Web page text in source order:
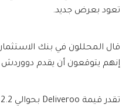
تعود بعرض جديد.
قال المحللون في بنك الاستثمار
إنهم يتوقعون أن يقدم دووردش